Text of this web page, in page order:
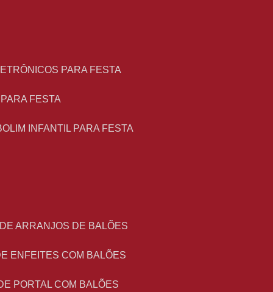
PARA FESTA
PARA FESTA
INFANTIL PARA FESTA
DE ARRANJOS DE BALÕES
ENFEITES COM BALÕES
PORTAL COM BALÕES